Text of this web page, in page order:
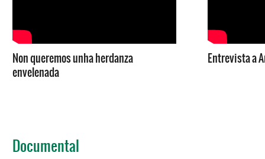
Non queremos unha herdanza
envelenada
Entrevista a
Documental